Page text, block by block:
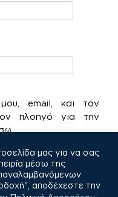
email, και τον
πλοηγό για την
μας για να σας
μέσω της
αποδέχεστε την